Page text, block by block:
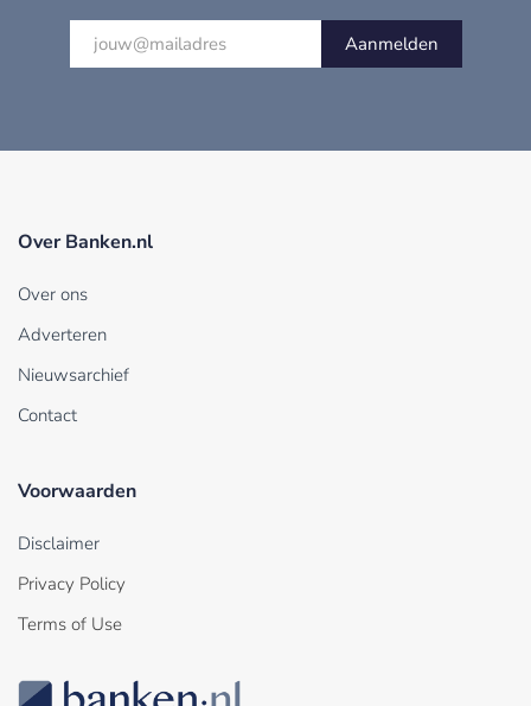
Aanmelden
Over Banken.nl
Over ons
Adverteren
Nieuwsarchief
Contact
Voorwaarden
Disclaimer
Privacy Policy
Terms of Use